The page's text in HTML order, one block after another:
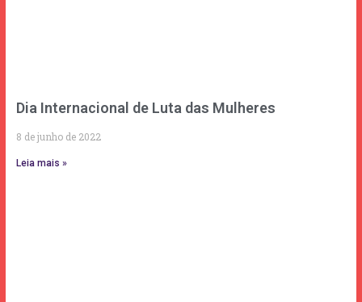
Dia Internacional de Luta das Mulheres
8 de junho de 2022
Leia mais »